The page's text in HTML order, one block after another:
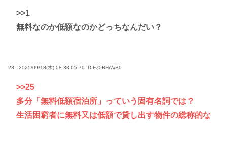
>>1
無料なのか低額なのかどっちなんだい？
28 : 2025/09/18(木) 08:38:05.70 ID:FZ0BHrWB0
>>25
多分「無料低額宿泊所」っていう固有名詞では？
生活困窮者に無料又は低額で貸し出す物件の総称的な